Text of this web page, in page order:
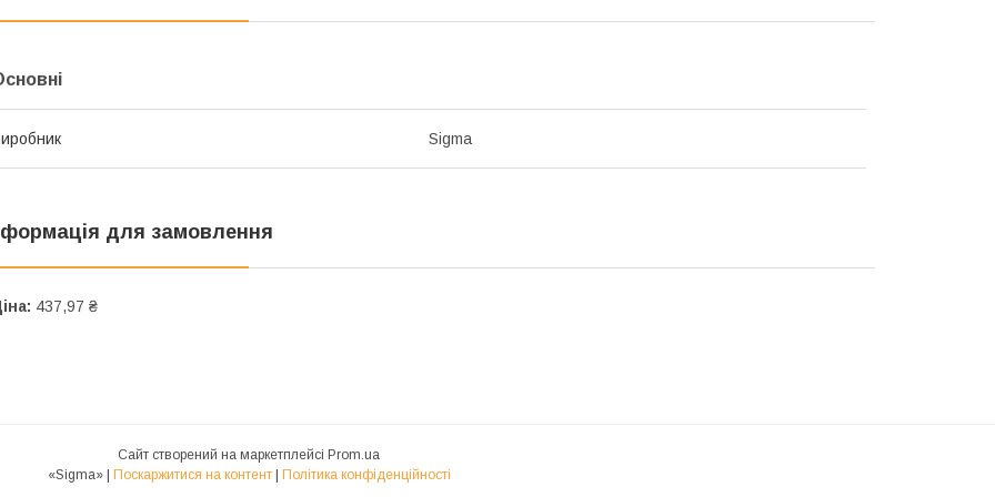
Sigma
для замовлення
437,97 ₴
Сайт створений на маркетплейсі Prom.ua
Поскаржитися на контент Політика конфіденційності